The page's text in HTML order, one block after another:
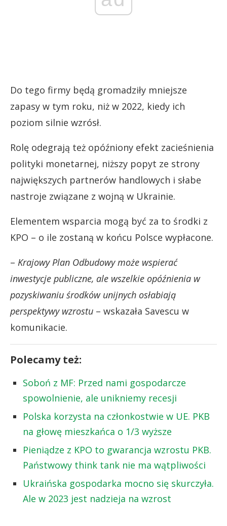
Do tego firmy będą gromadziły mniejsze
zapasy w tym roku, niż w 2022, kiedy ich
poziom silnie wzrósł.
Rolę odegrają też opóźniony efekt zacieśnienia
polityki monetarnej, niższy popyt ze strony
największych partnerów handlowych i słabe
nastroje związane z wojną w Ukrainie.
Elementem wsparcia mogą być za to środki z
KPO – o ile zostaną w końcu Polsce wypłacone.
– Krajowy Plan Odbudowy może wspierać
inwestycje publiczne, ale wszelkie opóźnienia w
pozyskiwaniu środków unijnych osłabiają
perspektywy wzrostu – wskazała Savescu w
komunikacie.
Polecamy też:
Soboń z MF: Przed nami gospodarcze
spowolnienie, ale unikniemy recesji
Polska korzysta na członkostwie w UE. PKB
na głowę mieszkańca o 1/3 wyższe
Pieniądze z KPO to gwarancja wzrostu PKB.
Państwowy think tank nie ma wątpliwości
Ukraińska gospodarka mocno się skurczyła.
Ale w 2023 jest nadzieja na wzrost